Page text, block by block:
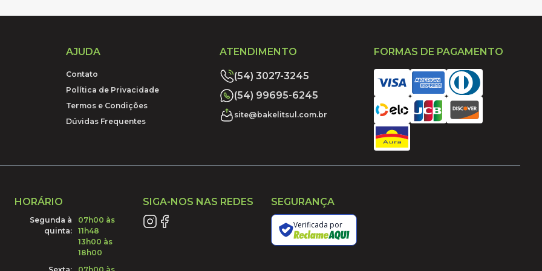
AJUDA
Contato
Política de Privacidade
Termos e Condições
Dúvidas Frequentes
ATENDIMENTO
(54) 3027-3245
(54) 99695-6245
site@bakelitsul.com.br
FORMAS DE PAGAMENTO
HORÁRIO
Segunda à
quinta:
07h00 às
11h48
13h00 às
18h00
SIGA-NOS NAS REDES SEGURANÇA
Verificada por